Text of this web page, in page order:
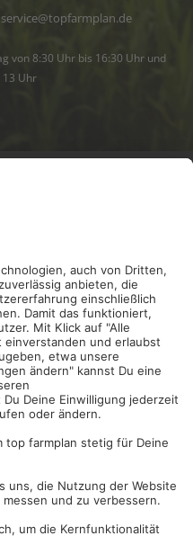
service@topfarmplan.de
von 8:30 Uhr bis 16:30 Uhr und
13 Uhr
44 84
Laufenden!
und hilfreiche Anleitungen!
kostenlos!